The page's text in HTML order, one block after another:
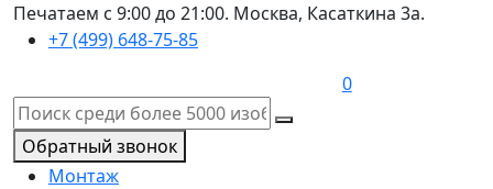
Печатаем с 9:00 до 21:00. Москва, Касаткина 3а.
+7 (499) 648-75-85
0
Обратный звонок
Монтаж